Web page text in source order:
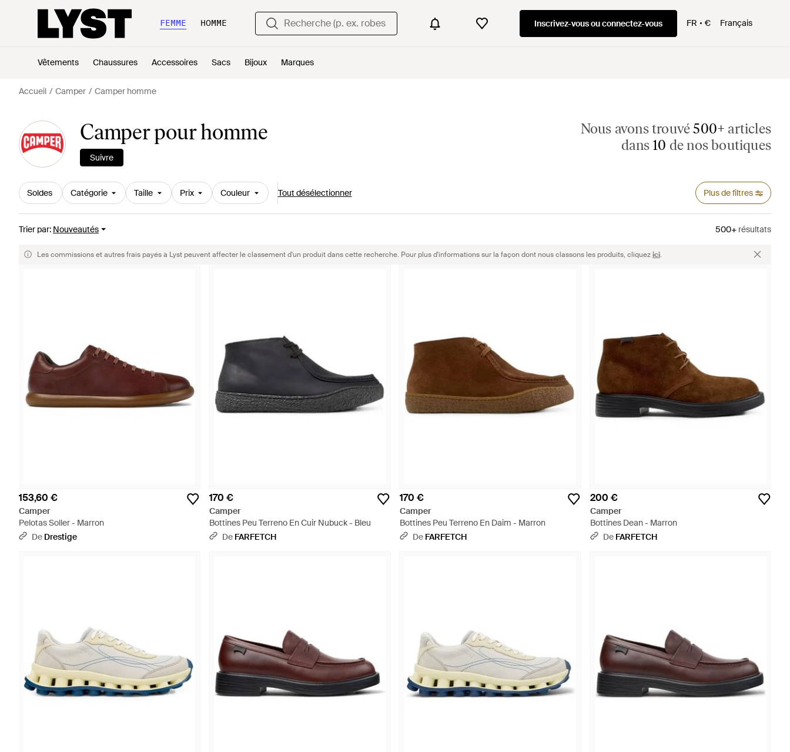
FEMME HOMME Inscrivez-vous ou connectez-vous FR € Français
Vêtements Chaussures Accessoires Sacs Bijoux Marques
Accueil Camper Camper homme
Camper pour homme
Suivre
Nous avons trouvé500+ articles
dans 10 de nos boutiques
Soldes Catégorie Taille Prix Couleur Tout désélectionner Plus de filtres
Trier par: Nouveautés 500+ résultats
Les commissions et autres frais payés à Lyst peuvent affecter le classement d'un produit dans cette recherche. Pour plus d'informations sur la façon dont nous classons les produits, cliquezici.
153,60 €
Camper
Pelotas Soller - Marron
De Drestige
170 €
Camper
Bottines Peu Terreno En Cuir Nubuck - Bleu
De FARFETCH
170 €
Camper
Bottines Peu Terreno En Daim - Marron
De FARFETCH
200 €
Camper
Bottines Dean - Marron
De FARFETCH